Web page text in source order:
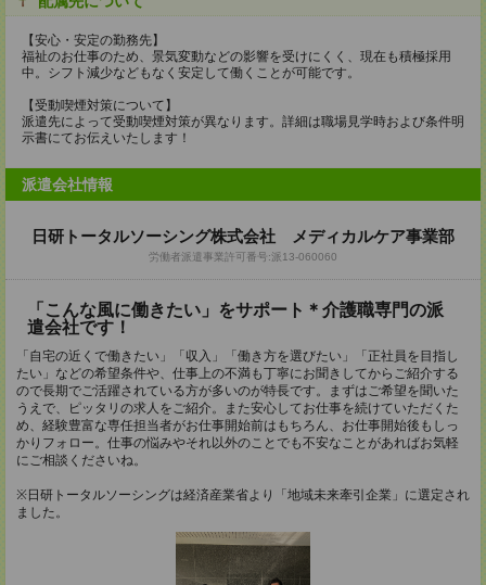
【安心・安定の勤務先】
福祉のお仕事のため、景気変動などの影響を受けにくく、現在も積極採用
中。シフト減少などもなく安定して働くことが可能です。
【受動喫煙対策について】
派遣先によって受動喫煙対策が異なります。詳細は職場見学時および条件明
示書にてお伝えいたします！
派遣会社情報
日研トータルソーシング株式会社 メディカルケア事業部
労働者派遣事業許可番号:派13-060060
「こんな風に働きたい」をサポート＊介護職専門の派
遣会社です！
「自宅の近くで働きたい」「収入」「働き方を選びたい」「正社員を目指し
たい」などの希望条件や、仕事上の不満も丁寧にお聞きしてからご紹介する
ので長期でご活躍されている方が多いのが特長です。まずはご希望を聞いた
うえで、ピッタリの求人をご紹介。また安心してお仕事を続けていただくた
め、経験豊富な専任担当者がお仕事開始前はもちろん、お仕事開始後もしっ
かりフォロー。仕事の悩みやそれ以外のことでも不安なことがあればお気軽
にご相談くださいね。
※日研トータルソーシングは経済産業省より「地域未来牽引企業」に選定され
ました。